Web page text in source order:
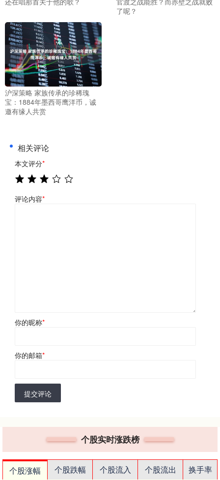
了呢？
沪深策略 家族传承的珍稀瑰
宝：1884年墨西哥鹰洋币，诚
邀有缘人共赏
相关评论
本文评分*
评论内容*
你的昵称*
你的邮箱*
提交评论
个股实时涨跌榜
个股涨幅 个股跌幅 个股流入 个股流出
换手率